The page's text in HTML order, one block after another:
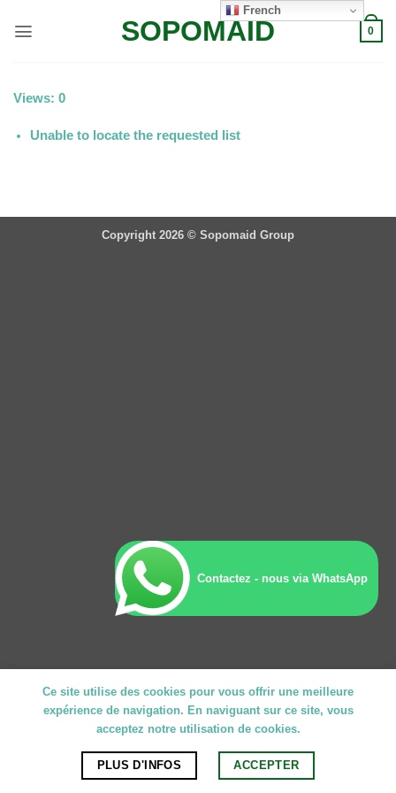
SOPOMAID 0
Views: 0
Unable to locate the requested list
Copyright 2026 © Sopomaid Group
French
Ce site utilise des cookies pour vous offrir une meilleure
expérience de navigation. En naviguant sur ce site, vous
acceptez notre utilisation de cookies.
PLUS D'INFOS ACCEPTER
Contactez - nous via WhatsApp